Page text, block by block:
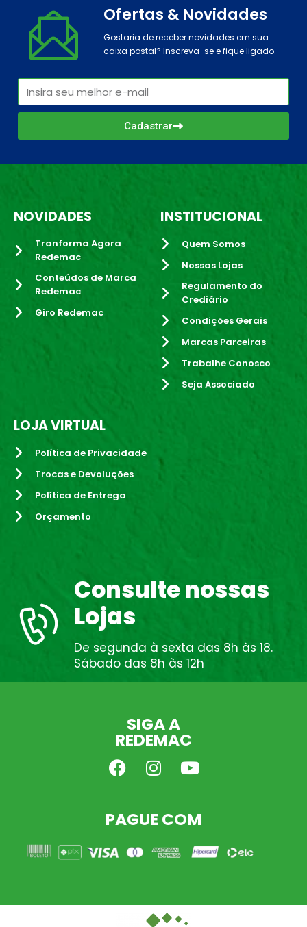
Ofertas & Novidades
Gostaria de receber novidades em sua
caixa postal? Inscreva-se e fique ligado.
Cadastrar
NOVIDADES
Tranforma Agora
Redemac
Conteúdos de Marca
Redemac
Giro Redemac
INSTITUCIONAL
Quem Somos
Nossas Lojas
Regulamento do
Crediário
Condições Gerais
Marcas Parceiras
Trabalhe Conosco
Seja Associado
LOJA VIRTUAL
Política de Privacidade
Trocas e Devoluções
Política de Entrega
Orçamento
Consulte nossas
Lojas
De segunda à sexta das 8h às 18.
Sábado das 8h às 12h
SIGA A
REDEMAC
PAGUE COM